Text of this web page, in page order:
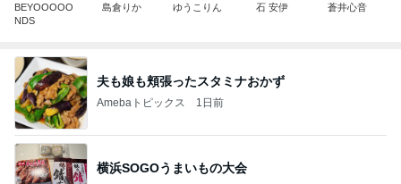
BEYOOOOO
NDS
島倉りか ゆうこりん 石 安伊 蒼井心音
夫も娘も頬張ったスタミナおかず
Amebaトピックス 1日前
横浜SOGOうまいもの大会